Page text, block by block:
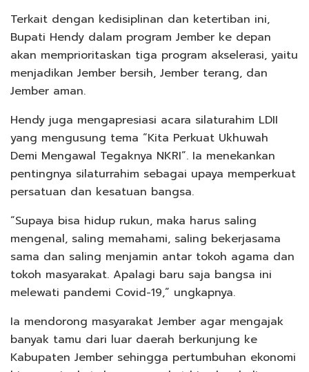
Terkait dengan kedisiplinan dan ketertiban ini,
Bupati Hendy dalam program Jember ke depan
akan memprioritaskan tiga program akselerasi, yaitu
menjadikan Jember bersih, Jember terang, dan
Jember aman.
Hendy juga mengapresiasi acara silaturahim LDII
yang mengusung tema “Kita Perkuat Ukhuwah
Demi Mengawal Tegaknya NKRI”. Ia menekankan
pentingnya silaturrahim sebagai upaya memperkuat
persatuan dan kesatuan bangsa.
“Supaya bisa hidup rukun, maka harus saling
mengenal, saling memahami, saling bekerjasama
sama dan saling menjamin antar tokoh agama dan
tokoh masyarakat. Apalagi baru saja bangsa ini
melewati pandemi Covid-19,” ungkapnya.
Ia mendorong masyarakat Jember agar mengajak
banyak tamu dari luar daerah berkunjung ke
Kabupaten Jember sehingga pertumbuhan ekonomi